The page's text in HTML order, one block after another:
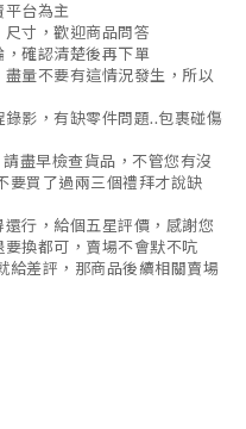
台為主
寸，歡迎商品問答
確認清楚後再下單
量不要有這情況發生，所以
影，有缺零件問題..包裹碰傷
盡早檢查貨品，不管您有沒
要買了過兩三個禮拜才說缺
行，給個五星評價，感謝您
換都可，賣場不會默不吭
給差評，那商品後續相關賣場